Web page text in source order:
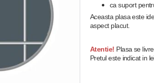
ca suport
Aceasta plasa este
aspect placut.
Atentie! Plasa se
Pretul este indicat in